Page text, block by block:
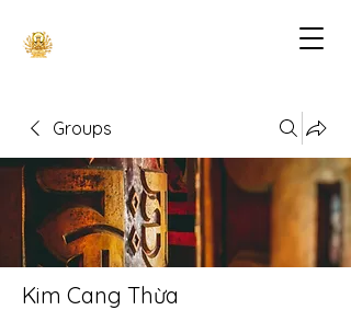
Groups
Kim Cang Thừa